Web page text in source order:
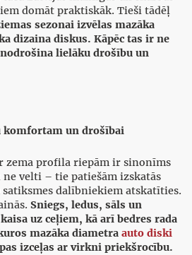
domāt praktiskāk. Tieši tādēļ
sezonai izvēlas mazāka
dizaina diskus. Kāpēc tas ir ne
lielāku drošību un
un drošībai
zema profila riepām ir sinonīms
ne velti – tie patiešām izskatās
dalībniekiem atskatīties.
Sniegs, ledus, sāls un
uz ceļiem, kā arī bedres rada
mazāka diametra auto diski
izceļas ar virkni priekšrocību.